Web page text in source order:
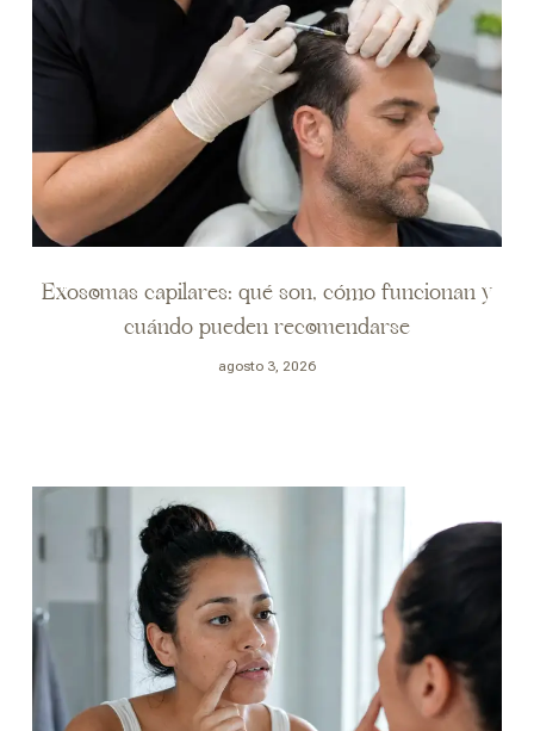
Exosomas capilares: qué son, cómo funcionan y
cuándo pueden recomendarse
agosto 3, 2026